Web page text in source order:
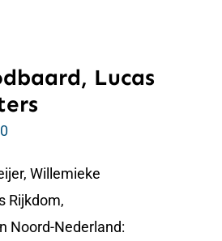
Lucas
Willemieke
Rijkdom,
Noord-Nederland: